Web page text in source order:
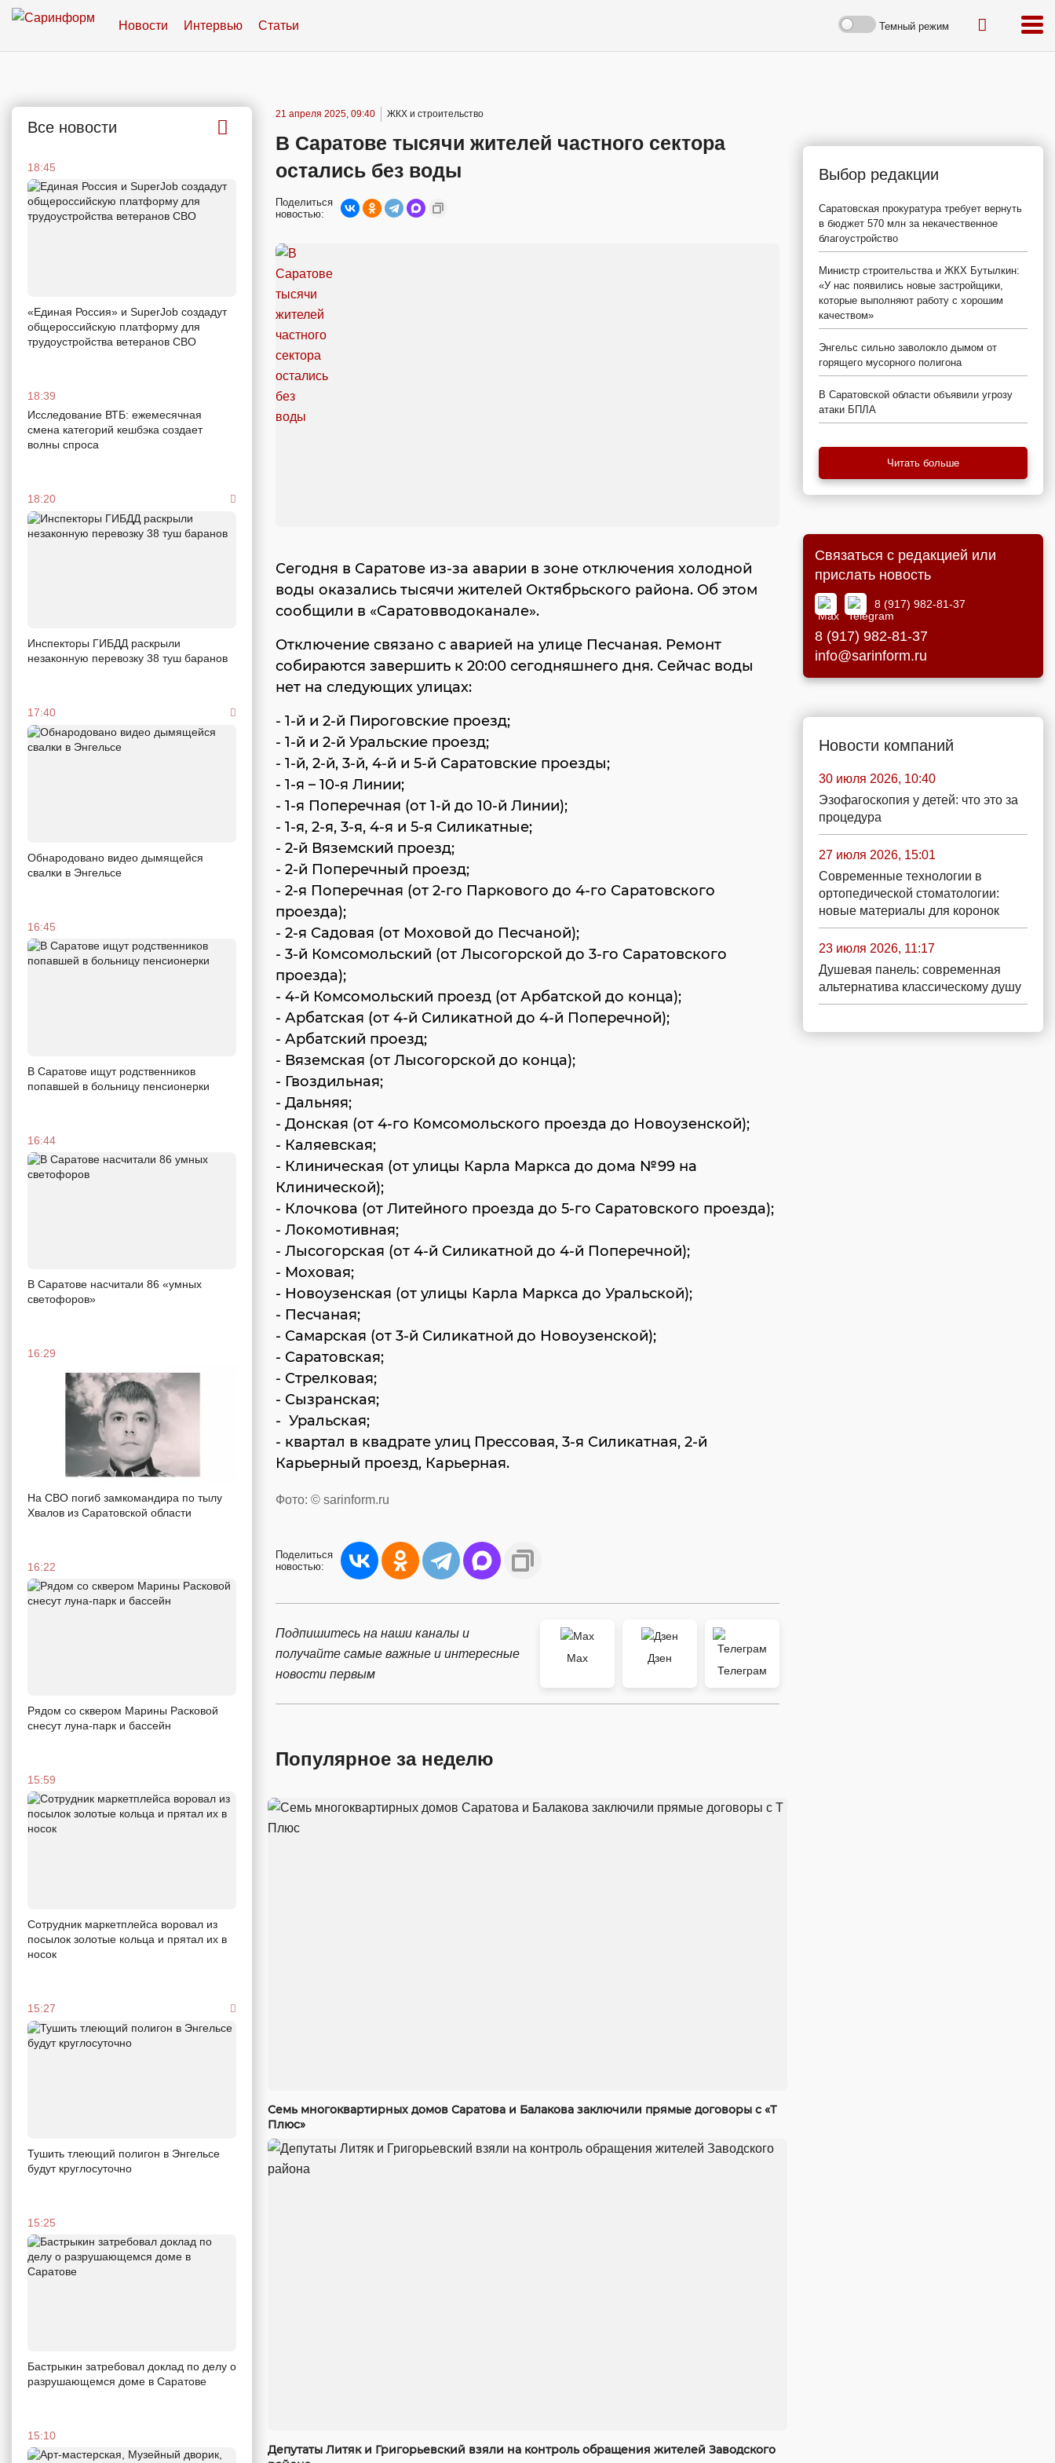
Новости Интервью Статьи Темный режим
Все новости
18:45
«Единая Россия» и SuperJob создадут
общероссийскую платформу для
трудоустройства ветеранов СВО
18:39
Исследование ВТБ: ежемесячная
смена категорий кешбэка создает
волны спроса
18:20
Инспекторы ГИБДД раскрыли
незаконную перевозку 38 туш баранов
17:40
Обнародовано видео дымящейся
свалки в Энгельсе
16:45
В Саратове ищут родственников
попавшей в больницу пенсионерки
16:44
В Саратове насчитали 86 «умных
светофоров»
16:29
На СВО погиб замкомандира по тылу
Хвалов из Саратовской области
16:22
Рядом со сквером Марины Расковой
снесут луна-парк и бассейн
15:59
Сотрудник маркетплейса воровал из
посылок золотые кольца и прятал их в
носок
15:27
Тушить тлеющий полигон в Энгельсе
будут круглосуточно
15:25
Бастрыкин затребовал доклад по делу о
разрушающемся доме в Саратове
15:10
21 апреля 2025, 09:40 ЖКХ и строительство
В Саратове тысячи жителей частного сектора
остались без воды
Поделиться
новостью:
Сегодня в Саратове из-за аварии в зоне отключения холодной
воды оказались тысячи жителей Октябрьского района. Об этом
сообщили в «Саратовводоканале».
Отключение связано с аварией на улице Песчаная. Ремонт
собираются завершить к 20:00 сегодняшнего дня. Сейчас воды
нет на следующих улицах:
- 1-й и 2-й Пироговские проезд;
- 1-й и 2-й Уральские проезд;
- 1-й, 2-й, 3-й, 4-й и 5-й Саратовские проезды;
- 1-я – 10-я Линии;
- 1-я Поперечная (от 1-й до 10-й Линии);
- 1-я, 2-я, 3-я, 4-я и 5-я Силикатные;
- 2-й Вяземский проезд;
- 2-й Поперечный проезд;
- 2-я Поперечная (от 2-го Паркового до 4-го Саратовского
проезда);
- 2-я Садовая (от Моховой до Песчаной);
- 3-й Комсомольский (от Лысогорской до 3-го Саратовского
проезда);
- 4-й Комсомольский проезд (от Арбатской до конца);
- Арбатская (от 4-й Силикатной до 4-й Поперечной);
- Арбатский проезд;
- Вяземская (от Лысогорской до конца);
- Гвоздильная;
- Дальняя;
- Донская (от 4-го Комсомольского проезда до Новоузенской);
- Каляевская;
- Клиническая (от улицы Карла Маркса до дома №99 на
Клинической);
- Клочкова (от Литейного проезда до 5-го Саратовского проезда);
- Локомотивная;
- Лысогорская (от 4-й Силикатной до 4-й Поперечной);
- Моховая;
- Новоузенская (от улицы Карла Маркса до Уральской);
- Песчаная;
- Самарская (от 3-й Силикатной до Новоузенской);
- Саратовская;
- Стрелковая;
- Сызранская;
- Уральская;
- квартал в квадрате улиц Прессовая, 3-я Силикатная, 2-й
Карьерный проезд, Карьерная.
Фото: © sarinform.ru
Поделиться
новостью:
Подпишитесь на наши каналы и
получайте самые важные и интересные
новости первым
Max
Дзен
Телеграм
Популярное за неделю
Семь многоквартирных домов Саратова и Балакова заключили прямые договоры с «Т
Плюс»
Депутаты Литяк и Григорьевский взяли на контроль обращения жителей Заводского
Выбор редакции
Саратовская прокуратура требует вернуть
в бюджет 570 млн за некачественное
благоустройство
Министр строительства и ЖКХ Бутылкин:
«У нас появились новые застройщики,
которые выполняют работу с хорошим
качеством»
Энгельс сильно заволокло дымом от
горящего мусорного полигона
В Саратовской области объявили угрозу
атаки БПЛА
Читать больше
Связаться с редакцией или
прислать новость
8 (917) 982-81-37
8 (917) 982-81-37
info@sarinform.ru
Новости компаний
30 июля 2026, 10:40
Эзофагоскопия у детей: что это за
процедура
27 июля 2026, 15:01
Современные технологии в
ортопедической стоматологии:
новые материалы для коронок
23 июля 2026, 11:17
Душевая панель: современная
альтернатива классическому душу